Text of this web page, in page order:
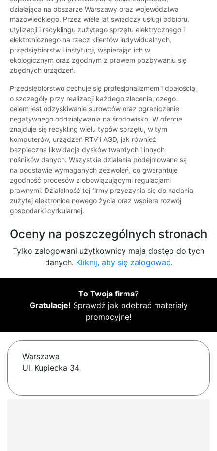
działająca na obszarze Warszawy oraz województwa
mazowieckiego. Przez wiele lat świadczy usługi odbioru,
utylizacji i recyklingu zużytego sprzętu elektrycznego i
elektronicznego na rzecz klientów indywidualnych,
przedsiębiorstw i instytucji, wspierając ich w
ekologicznym oraz zgodnym z prawem pozbywaniu się
zbędnych urządzeń.
Przedsiębiorstwo cechuje się profesjonalizmem i dbałością
o szczegóły przy realizacji każdego zlecenia, czego
celem jest odzyskiwanie surowców oraz ograniczenie
negatywnego oddziaływania na środowisko. W ofercie
znajduje się recykling wielu typów sprzętu, w tym
komputerów, urządzeń RTV i AGD, jak również
bezpieczna likwidacja dysków twardych i innych
nośników danych. Wszystkie działania podejmowane są
na podstawie wymaganych zezwoleń, co gwarantuje
zgodność procesów z obowiązującymi regulacjami
prawnymi. Działalność tej firmy przyczynia się do nadania
zużytej elektronice nowego życia oraz wspiera rozwój
gospodarki cyrkularnej.
Oceny na poszczególnych stronach
Tylko zalogowani użytkownicy maja dostęp do tych
danych. Kliknij, aby się zalogować.
To Twoja firma?
Gratulacje! Sprawdź jak odebrać materiały
promocyjne!
Warszawa
Ul. Kupiecka 34